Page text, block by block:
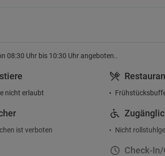
08:30 Uhr bis 10:30 Uhr angeboten..
nicht erlaubt
ist verboten Nicht
Check-